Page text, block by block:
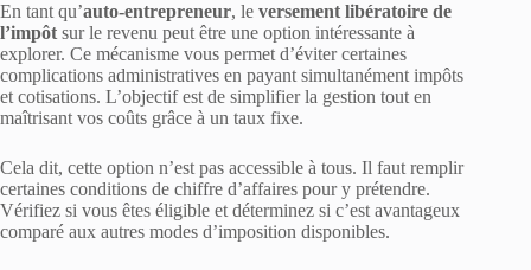
En tant qu’auto-entrepreneur, le versement libératoire de
l’impôt sur le revenu peut être une option intéressante à
explorer. Ce mécanisme vous permet d’éviter certaines
complications administratives en payant simultanément impôts
et cotisations. L’objectif est de simplifier la gestion tout en
maîtrisant vos coûts grâce à un taux fixe.
Cela dit, cette option n’est pas accessible à tous. Il faut remplir
certaines conditions de chiffre d’affaires pour y prétendre.
Vérifiez si vous êtes éligible et déterminez si c’est avantageux
comparé aux autres modes d’imposition disponibles.